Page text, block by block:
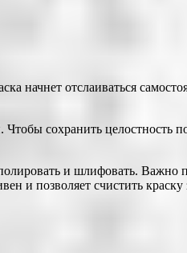
начнет отслаиваться
сохранить целостность
и шлифовать. Важно
и позволяет счистить